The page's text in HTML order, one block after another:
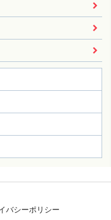
バシーポリシー